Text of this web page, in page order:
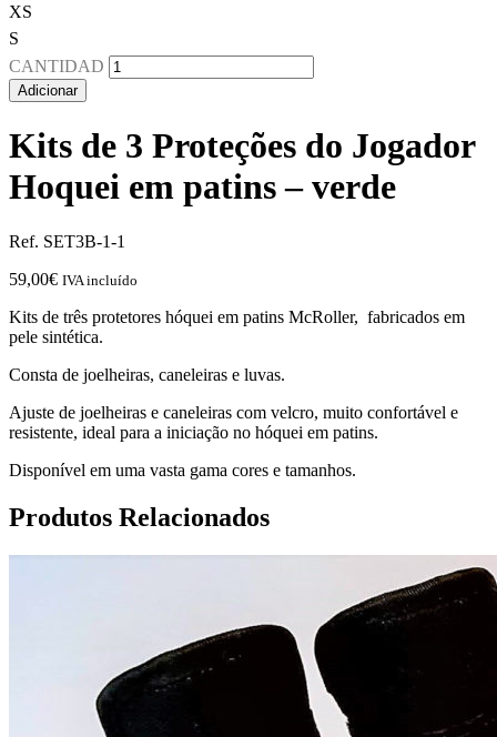
XS
S
CANTIDAD
Adicionar
Kits de 3 Proteções do Jogador
Hoquei em patins – verde
Ref. SET3B-1-1
59,00€ IVA incluído
Kits de três protetores hóquei em patins McRoller, fabricados em
pele sintética.
Consta de joelheiras, caneleiras e luvas.
Ajuste de joelheiras e caneleiras com velcro, muito confortável e
resistente, ideal para a iniciação no hóquei em patins.
Disponível em uma vasta gama cores e tamanhos.
Produtos Relacionados